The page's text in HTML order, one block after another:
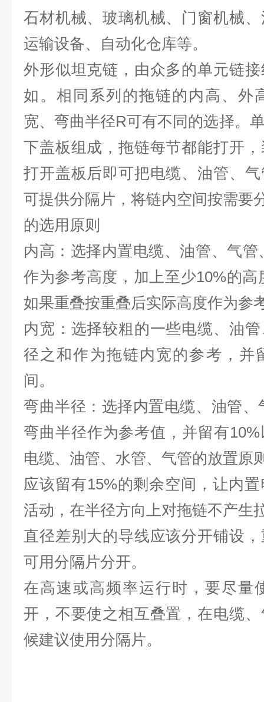
石材机械、玻璃机械、门窗机械
运输设备、自动化仓库等。
外形似坦克链，由众多的单元链
如。相同系列的拖链的内高、外
宽、弯曲半径R可有不同的选择。
下盖板组成，拖链每节都能打开
打开盖板后即可把电缆、油管、
可提供分隔片，将链内空间按需要
的选用原则
内高：选择内置电缆、油管、气
作为参考高度，加上至少10%的
如果重叠按重叠后实际高度作
内宽：选择较粗的一些电缆、油
径之和作为拖链内宽的参考，并
间。
弯曲半径：选择内置电缆、油管
弯曲半径作为参考值，并留有
电缆、油管、水管、气管的放
应该留有15%的剩余空间，让内
活动，在半径方向上对拖链不
直径差别大的导线应该分开铺设
可用分隔片分开。
在高速或高频率运行时，要尽量
开，不要使之相互叠置，在电缆
候建议使用分隔片。